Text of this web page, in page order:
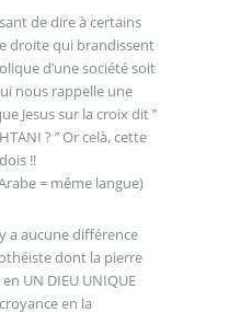
de dire à certains
droite qui brandissent
d’une société soit
nous rappelle une
Jesus sur la croix dit ’’
? ’’ Or celà, cette
!!
= même langue)
a aucune différence
dont la pierre
UN DIEU UNIQUE
en la